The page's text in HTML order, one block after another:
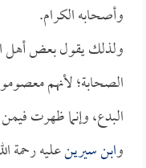
وأصحابه الكرام.
ولذلك يقول بعض أهل
الصحابة؛ لأنهم
البدع، وإنما ظهرت
وابن سيرينعليه رحمة